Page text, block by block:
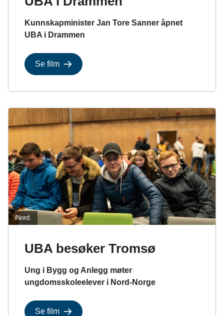
Kunnskapminister Jan Tore Sanner åpnet
UBA i Drammen
Se film
iNord.
UBA besøker Tromsø
Ung i Bygg og Anlegg møter
ungdomsskoleelever i Nord-Norge
Se film